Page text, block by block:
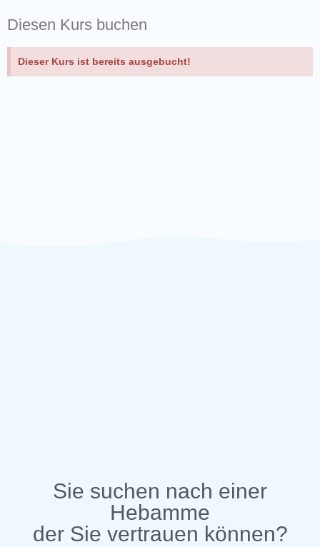
Diesen Kurs buchen
Dieser Kurs ist bereits ausgebucht!
Sie suchen nach einer
Hebamme
der Sie vertrauen können?